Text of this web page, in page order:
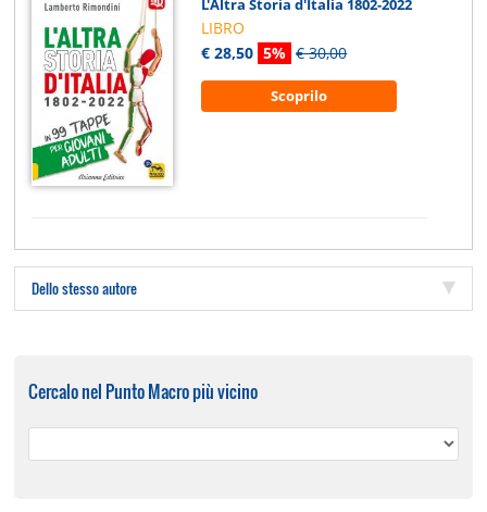
LIBRO
€ 28,50 5% € 30,00
Scoprilo
Dello stesso autore
Cercalo nel Punto Macro più vicino